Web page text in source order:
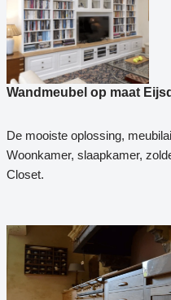
Wandmeubel op maat
De mooiste oplossing,
Woonkamer, slaapkamer,
Closet.